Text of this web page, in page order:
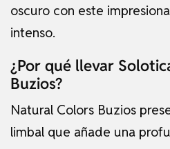
oscuro con este
intenso.
¿Por qué llevar
Buzios?
Natural Colors Buzios
limbal que añade una